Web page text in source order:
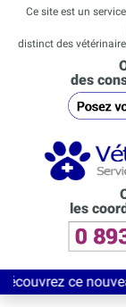
Ce site est un
distinct des
des
les
nouveau service